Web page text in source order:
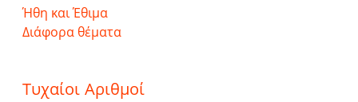
Ήθη και Έθιμα
Διάφορα θέματα
Τυχαίοι Αριθμοί